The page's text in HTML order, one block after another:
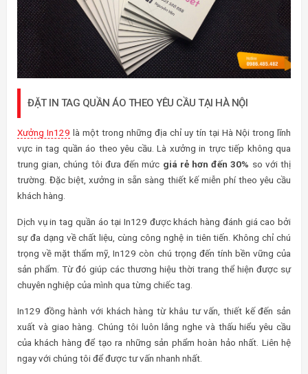
ĐẶT IN TAG QUẦN ÁO THEO YÊU CẦU TẠI HÀ NỘI
Xưởng In129 là một trong những địa chỉ uy tín tại Hà Nội trong lĩnh
vực in tag quần áo theo yêu cầu. Là xưởng in trực tiếp không qua
trung gian, chúng tôi đưa đến mức giá rẻ hơn đến 30% so với thị
trường. Đặc biệt, xưởng in sẵn sàng thiết kế miễn phí theo yêu cầu
khách hàng.
Dịch vụ in tag quần áo tại In129 được khách hàng đánh giá cao bởi
sự đa dạng về chất liệu, cùng công nghệ in tiên tiến. Không chỉ chú
trọng về mặt thẩm mỹ, In129 còn chú trọng đến tính bền vững của
sản phẩm. Từ đó giúp các thương hiệu thời trang thể hiện được sự
chuyên nghiệp của mình qua từng chiếc tag.
In129 đồng hành với khách hàng từ khâu tư vấn, thiết kế đến sản
xuất và giao hàng. Chúng tôi luôn lắng nghe và thấu hiểu yêu cầu
của khách hàng để tạo ra những sản phẩm hoàn hảo nhất. Liên hệ
ngay với chúng tôi để được tư vấn nhanh nhất.